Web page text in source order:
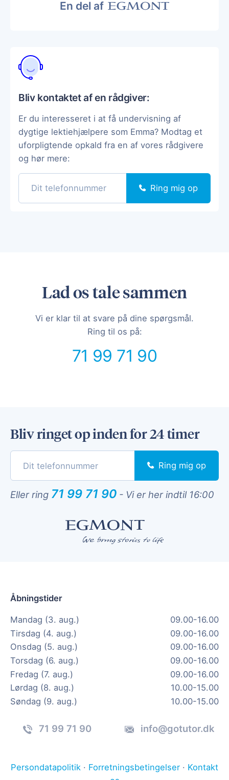
En del af
Bliv kontaktet af en rådgiver:
Er du interesseret i at få undervisning af
dygtige lektiehjælpere som Emma? Modtag et
uforpligtende opkald fra en af vores rådgivere
og hør mere:
Ring mig op
Lad os tale sammen
Vi er klar til at svare på dine spørgsmål.
Ring til os på:
71 99 71 90
Bliv ringet op inden for 24 timer
Ring mig op
Eller ring 71 99 71 90 - Vi er her indtil 16:00
Åbningstider
Mandag (3. aug.)
09.00-16.00
Tirsdag (4. aug.)
09.00-16.00
Onsdag (5. aug.)
09.00-16.00
Torsdag (6. aug.)
09.00-16.00
Fredag (7. aug.)
09.00-16.00
Lørdag (8. aug.)
10.00-15.00
Søndag (9. aug.)
10.00-15.00
71 99 71 90 info@gotutor.dk
Persondatapolitik · Forretningsbetingelser · Kontakt